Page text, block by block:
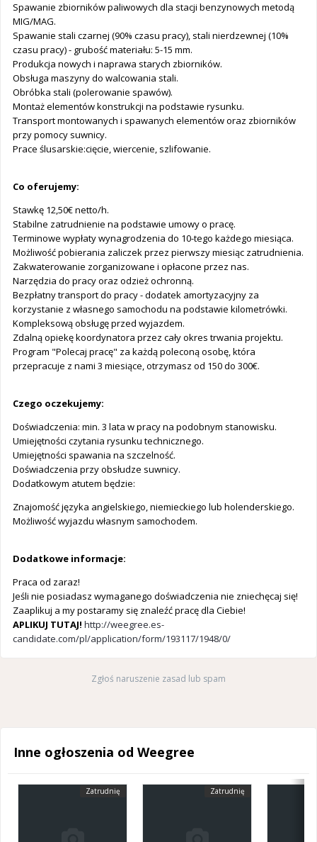
Spawanie zbiorników paliwowych dla stacji benzynowych metodą
MIG/MAG.
Spawanie stali czarnej (90% czasu pracy), stali nierdzewnej (10%
czasu pracy) - grubość materiału: 5-15 mm.
Produkcja nowych i naprawa starych zbiorników.
Obsługa maszyny do walcowania stali.
Obróbka stali (polerowanie spawów).
Montaż elementów konstrukcji na podstawie rysunku.
Transport montowanych i spawanych elementów oraz zbiorników
przy pomocy suwnicy.
Prace ślusarskie:cięcie, wiercenie, szlifowanie.
Co oferujemy:
Stawkę 12,50€ netto/h.
Stabilne zatrudnienie na podstawie umowy o pracę.
Terminowe wypłaty wynagrodzenia do 10-tego każdego miesiąca.
Możliwość pobierania zaliczek przez pierwszy miesiąc zatrudnienia.
Zakwaterowanie zorganizowane i opłacone przez nas.
Narzędzia do pracy oraz odzież ochronną.
Bezpłatny transport do pracy - dodatek amortyzacyjny za
korzystanie z własnego samochodu na podstawie kilometrówki.
Kompleksową obsługę przed wyjazdem.
Zdalną opiekę koordynatora przez cały okres trwania projektu.
Program "Polecaj pracę" za każdą poleconą osobę, która
przepracuje z nami 3 miesiące, otrzymasz od 150 do 300€.
Czego oczekujemy:
Doświadczenia: min. 3 lata w pracy na podobnym stanowisku.
Umiejętności czytania rysunku technicznego.
Umiejętności spawania na szczelność.
Doświadczenia przy obsłudze suwnicy.
Dodatkowym atutem będzie:
Znajomość języka angielskiego, niemieckiego lub holenderskiego.
Możliwość wyjazdu własnym samochodem.
Dodatkowe informacje:
Praca od zaraz!
Jeśli nie posiadasz wymaganego doświadczenia nie zniechęcaj się!
Zaaplikuj a my postaramy się znaleźć pracę dla Ciebie!
APLIKUJ TUTAJ! http://weegree.es-
candidate.com/pl/application/form/193117/1948/0/
Zgłoś naruszenie zasad lub spam
Inne ogłoszenia od Weegree
Zatrudnię Zatrudnię